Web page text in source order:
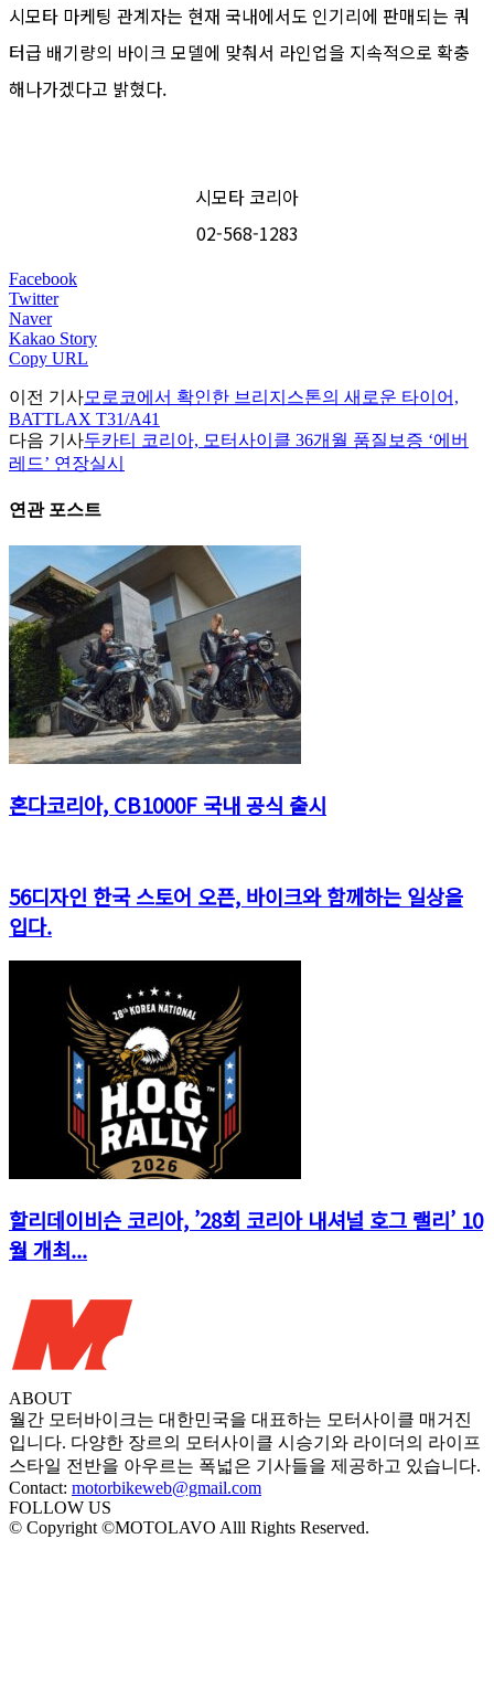
시모타 마케팅 관계자는 현재 국내에서도 인기리에 판매되는 쿼
터급 배기량의 바이크 모델에 맞춰서 라인업을 지속적으로 확충
해나가겠다고 밝혔다.
시모타 코리아
02-568-1283
Facebook
Twitter
Naver
Kakao Story
Copy URL
이전 기사모로코에서 확인한 브리지스톤의 새로운 타이어,
BATTLAX T31/A41
다음 기사두카티 코리아, 모터사이클 36개월 품질보증 ‘에버
레드’ 연장실시
연관 포스트
혼다코리아, CB1000F 국내 공식 출시
56디자인 한국 스토어 오픈, 바이크와 함께하는 일상을
입다.
할리데이비슨 코리아, ’28회 코리아 내셔널 호그 랠리’ 10
월 개최...
ABOUT
월간 모터바이크는 대한민국을 대표하는 모터사이클 매거진
입니다. 다양한 장르의 모터사이클 시승기와 라이더의 라이프
스타일 전반을 아우르는 폭넓은 기사들을 제공하고 있습니다.
Contact: motorbikeweb@gmail.com
FOLLOW US
© Copyright ©MOTOLAVO Alll Rights Reserved.